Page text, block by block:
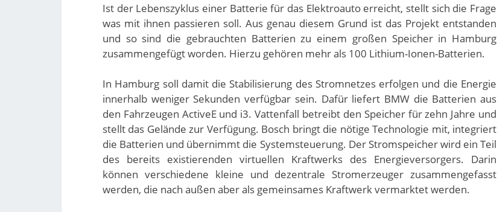
Ist der Lebenszyklus einer Batterie für das Elektroauto erreicht, stellt sich die Frage
was mit ihnen passieren soll. Aus genau diesem Grund ist das Projekt entstanden
und so sind die gebrauchten Batterien zu einem großen Speicher in Hamburg
zusammengefügt worden. Hierzu gehören mehr als 100 Lithium-Ionen-Batterien.
In Hamburg soll damit die Stabilisierung des Stromnetzes erfolgen und die Energie
innerhalb weniger Sekunden verfügbar sein. Dafür liefert BMW die Batterien aus
den Fahrzeugen ActiveE und i3. Vattenfall betreibt den Speicher für zehn Jahre und
stellt das Gelände zur Verfügung. Bosch bringt die nötige Technologie mit, integriert
die Batterien und übernimmt die Systemsteuerung. Der Stromspeicher wird ein Teil
des bereits existierenden virtuellen Kraftwerks des Energieversorgers. Darin
können verschiedene kleine und dezentrale Stromerzeuger zusammengefasst
werden, die nach außen aber als gemeinsames Kraftwerk vermarktet werden.